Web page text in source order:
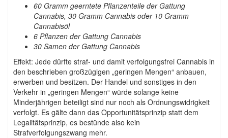
60 Gramm geerntete Pflanzenteile der Gattung
Cannabis, 30 Gramm Cannabis oder 10 Gramm
Cannabisöl
6 Pflanzen der Gattung Cannabis
30 Samen der Gattung Cannabis
Effekt: Jede dürfte straf- und damit verfolgungsfrei Cannabis in
den beschrieben großzügigen „geringen Mengen“ anbauen,
erwerben und besitzen. Der Handel und sonstiges in den
Verkehr in „geringen Mengen“ würde solange keine
Minderjährigen beteiligt sind nur noch als Ordnungswidrigkeit
verfolgt. Es gälte dann das Opportunitätsprinzip statt dem
Legalitätsprinzip, es bestünde also kein
Strafverfolgungszwang mehr.